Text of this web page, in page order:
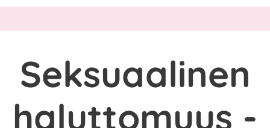
Seksuaalinen
haluttomuus -